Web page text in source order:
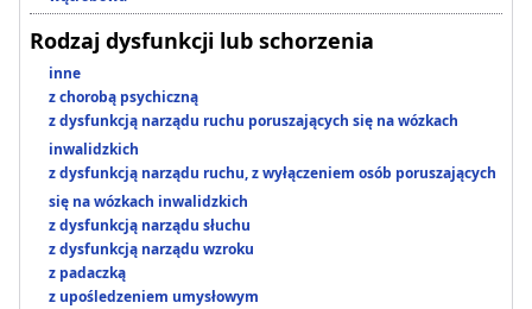
Rodzaj dysfunkcji lub schorzenia
inne
z chorobą psychiczną
z dysfunkcją narządu ruchu poruszających się na wózkach
inwalidzkich
z dysfunkcją narządu ruchu, z wyłączeniem osób poruszających
się na wózkach inwalidzkich
z dysfunkcją narządu słuchu
z dysfunkcją narządu wzroku
z padaczką
z upośledzeniem umysłowym